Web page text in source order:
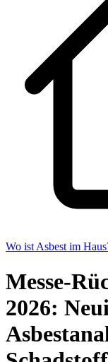
Wo ist Asbest im
Messe-
2026: